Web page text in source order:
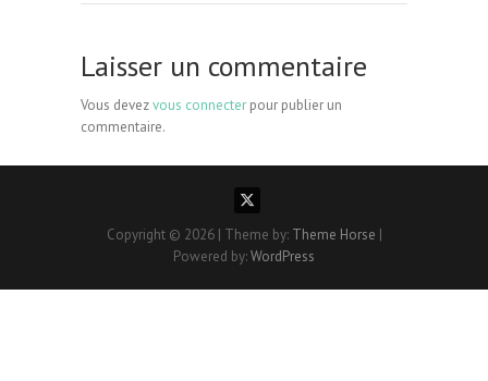
Laisser un commentaire
Vous devezvous connecter pour publier un
commentaire.
Copyright © 2026 | Theme by: Theme Horse |
Powered by:WordPress